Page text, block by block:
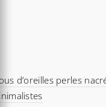
d’oreilles perles